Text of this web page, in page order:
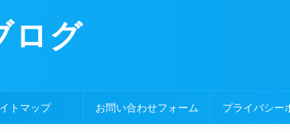
ログ
トマップ お問い合わせフォーム プライバシー